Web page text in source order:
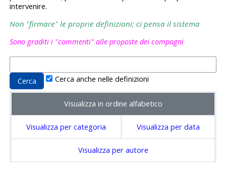
intervenire.
Non "firmare" le proprie definizioni; ci pensa il sistema
Sono graditi i "commenti" alle proposte dei compagni
Cerca anche nelle definizioni
Visualizza in ordine alfabetico
Visualizza per categoria Visualizza per data
Visualizza per autore